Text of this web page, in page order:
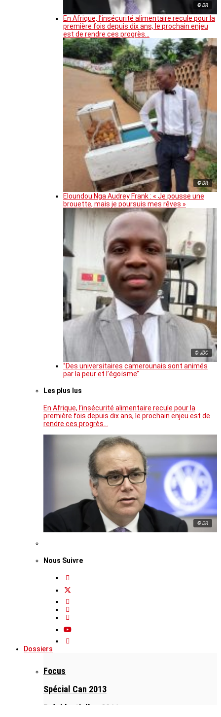
© DR
En Afrique, l’insécurité alimentaire recule pour la
première fois depuis dix ans, le prochain enjeu
est de rendre ces progrès…
© DR
Eloundou Nga Audrey Frank : « Je pousse une
brouette, mais je poursuis mes rêves »
© JDC
‘’Des universitaires camerounais sont animés
par la peur et l’égoïsme’’
Les plus lus
En Afrique, l’insécurité alimentaire recule pour la
première fois depuis dix ans, le prochain enjeu est de
rendre ces progrès…
© DR
Nous Suivre
Dossiers
Focus
Spécial Can 2013
Présidentielles 2011